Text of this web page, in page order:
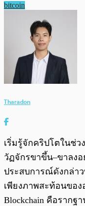
bitcoin
Tharadon
เริ่มรู้จักคริปโตในช่ว
วัฏจักรขาขึ้น–ขาลงอ
ประสบการณ์ดังกล่า
เพียงภาพสะท้อนขอ
Blockchain คือราก